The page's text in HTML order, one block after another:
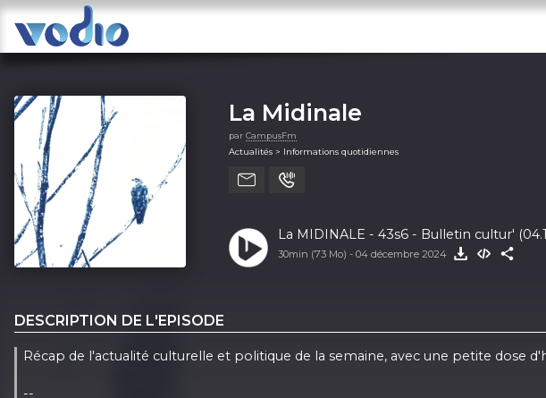
La Midinale
par CampusFm
Actualités > Informations quotidiennes
La MIDINALE - 43s6 - Bulletin cultur'
30min (73 Mo) - 04 décembre 2024
DESCRIPTION DE L'EPISODE
Récap de l'actualité culturelle et politique de la semaine, avec une petite dose
--